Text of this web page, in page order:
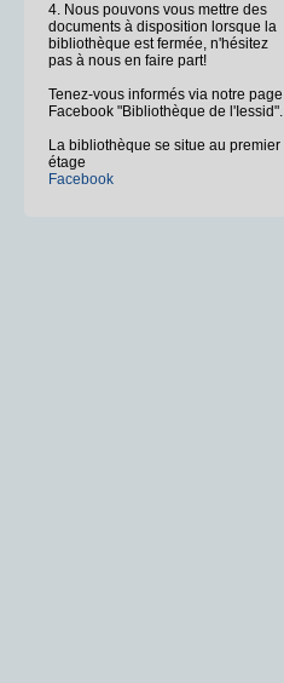
4. Nous pouvons vous mettre des
documents à disposition lorsque la
bibliothèque est fermée, n'hésitez
pas à nous en faire part!
Tenez-vous informés via notre page
Facebook "Bibliothèque de l'Iessid".
La bibliothèque se situe au premier
étage
Facebook